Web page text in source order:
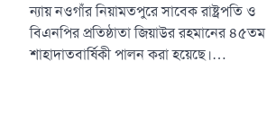
ন্যায় নওগাঁর নিয়ামতপুরে সাবেক রাষ্ট্রপতি ও
বিএনপির প্রতিষ্ঠাতা জিয়াউর রহমানের ৪৫তম
শাহাদাতবার্ষিকী পালন করা হয়েছে।…